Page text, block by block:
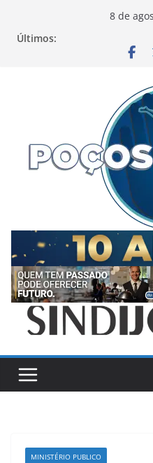
8 de
Últimos:
MINISTÉRIO PUBLICO